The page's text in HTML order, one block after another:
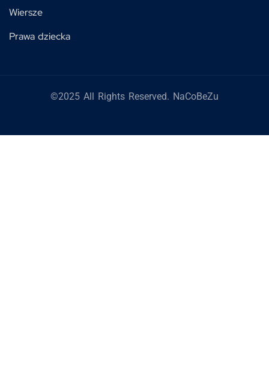
Wiersze
Prawa dziecka
©2025 All Rights Reserved. NaCoBeZu